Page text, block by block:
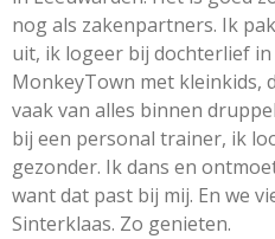
nog als zakenpartners. Ik
uit, ik logeer bij dochterlief
MonkeyTown met kleinkids,
vaak van alles binnen
bij een personal trainer, ik
gezonder. Ik dans en
want dat past bij mij. En we
Sinterklaas. Zo genieten.